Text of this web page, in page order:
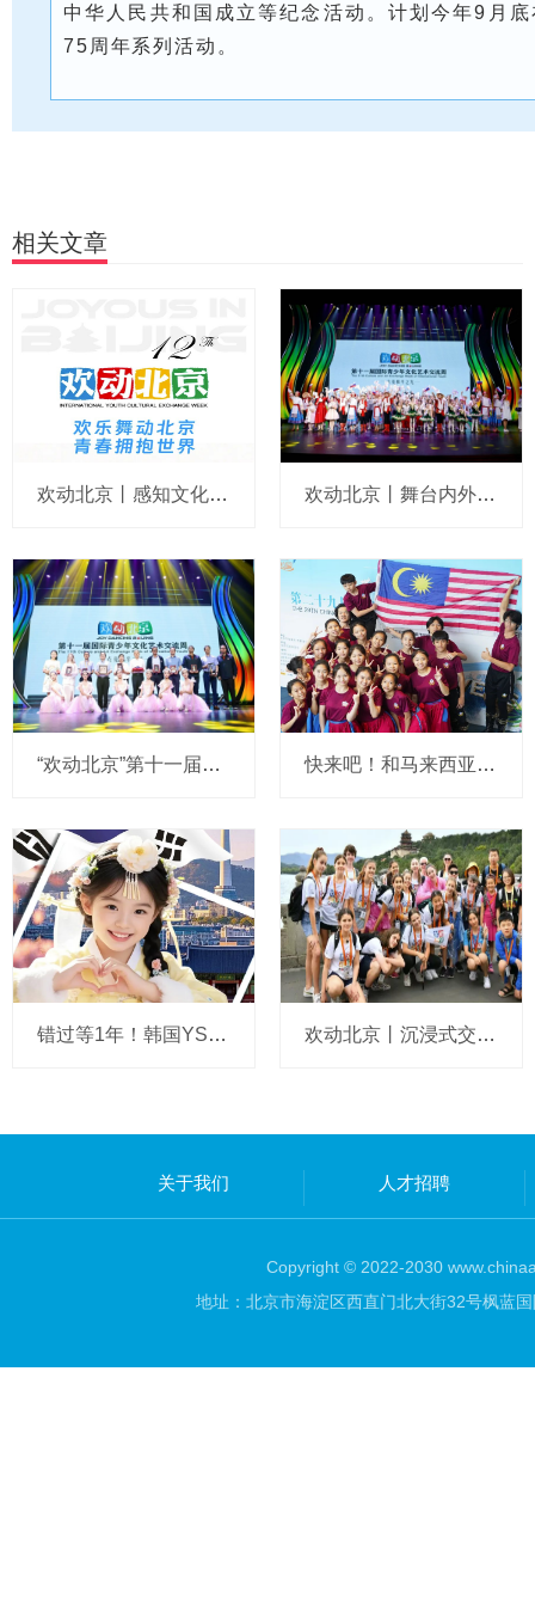
中华人民共和国成立等纪念活动。计划今年9月
75周年系列活动。
相关文章
欢动北京丨感知文化之美，世界青少年伴你与爱同行 欢动北京丨舞台内外体验感拉满！友谊在这里生根发芽
“欢动北京”第十一届国际青少年文化艺术交流周在北京未来剧场盛大开幕 快来吧！和马来西亚青少年艺起感受北京的心跳
错过等1年！韩国YS表演艺术团邀你一起欢动北京 欢动北京丨沉浸式交流典范，来北京与世界青少年交朋友吧！
关于我们 人才招聘
Copyright © 2022-2030
地址：北京市海淀区西直门北大街32号枫